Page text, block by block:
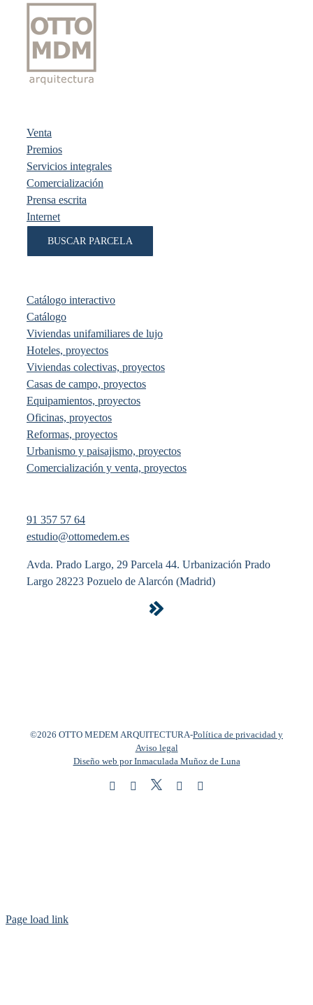
Venta
Premios
Servicios integrales
Comercialización
Prensa escrita
Internet
BUSCAR PARCELA
Catálogo interactivo
Catálogo
Viviendas unifamiliares de lujo
Hoteles, proyectos
Viviendas colectivas, proyectos
Casas de campo, proyectos
Equipamientos, proyectos
Oficinas, proyectos
Reformas, proyectos
Urbanismo y paisajismo, proyectos
Comercialización y venta, proyectos
91 357 57 64
estudio@ottomedem.es
Avda. Prado Largo, 29 Parcela 44. Urbanización Prado
Largo 28223 Pozuelo de Alarcón (Madrid)
©2026 OTTO MEDEM ARQUITECTURA-Política de privacidad y
Aviso legal
Diseño web por Inmaculada Muñoz de Luna
InstagramFacebook
Twitter LinkedIn
Page load link